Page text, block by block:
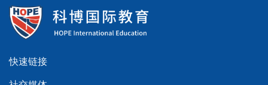
快速链接